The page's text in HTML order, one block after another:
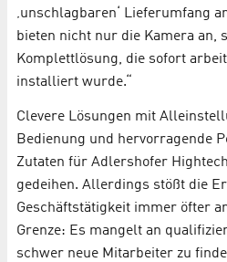
‚unschlagbaren‘ Lieferumfang
bieten nicht nur die Kamera an,
Komplettlösung, die sofort
installiert wurde.“
Clevere Lösungen mit
Bedienung und hervorragende
Zutaten für Adlershofer
gedeihen. Allerdings stößt die
Geschäftstätigkeit immer öfter
Grenze: Es mangelt an
schwer neue Mitarbeiter zu